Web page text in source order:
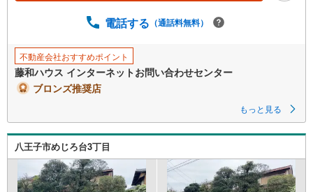
電話する （通話料無料）
不動産会社おすすめポイント
藤和ハウス インターネットお問い合わせセンター
ブロンズ推奨店
もっと見る
八王子市めじろ台3丁目